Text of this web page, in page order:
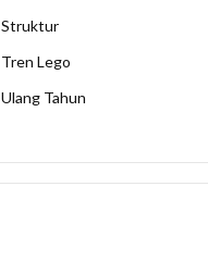
Struktur
Tren Lego
Ulang Tahun